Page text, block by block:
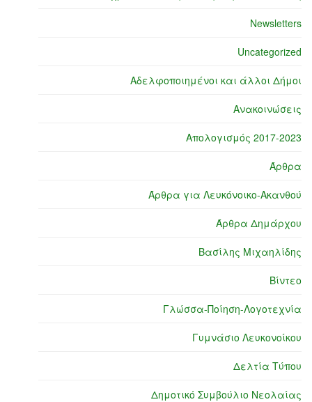
Newsletters
Uncategorized
Αδελφοποιημένοι και άλλοι Δήμοι
Ανακοινώσεις
Απολογισμός 2017-2023
Άρθρα
Άρθρα για Λευκόνοικο-Ακανθού
Άρθρα Δημάρχου
Βασίλης Μιχαηλίδης
Βίντεο
Γλώσσα-Ποίηση-Λογοτεχνία
Γυμνάσιο Λευκονοίκου
Δελτία Τύπου
Δημοτικό Συμβούλιο Νεολαίας